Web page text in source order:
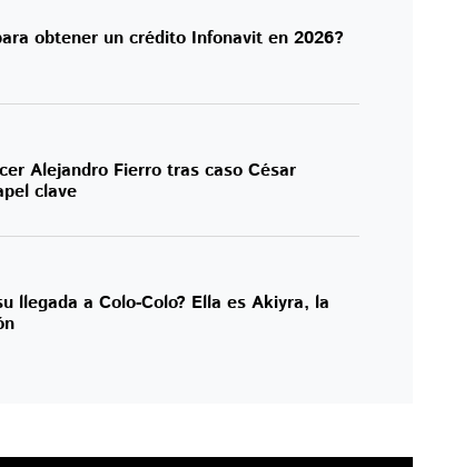
obtener un crédito Infonavit en 2026?
Alejandro Fierro tras caso César
clave
llegada a Colo-Colo? Ella es Akiyra, la